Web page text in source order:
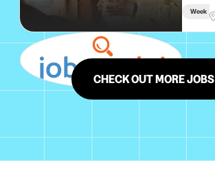
Week
CHECK OUT MORE JOBS